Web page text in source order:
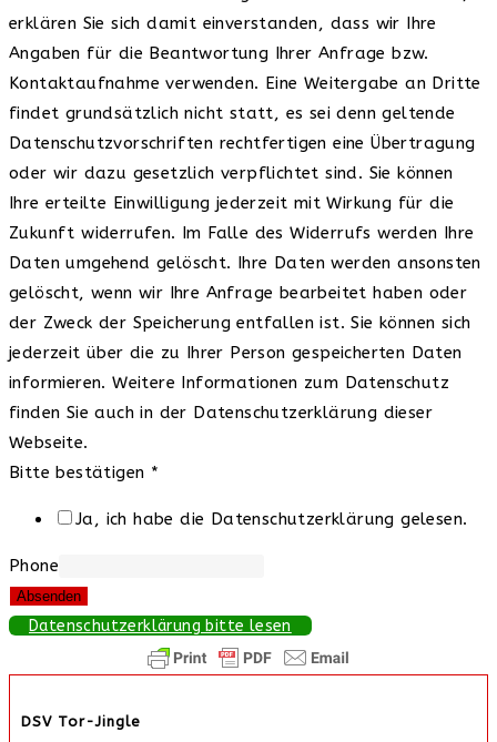
erklären Sie sich damit einverstanden, dass wir Ihre
Angaben für die Beantwortung Ihrer Anfrage bzw.
Kontaktaufnahme verwenden. Eine Weitergabe an Dritte
findet grundsätzlich nicht statt, es sei denn geltende
Datenschutzvorschriften rechtfertigen eine Übertragung
oder wir dazu gesetzlich verpflichtet sind. Sie können
Ihre erteilte Einwilligung jederzeit mit Wirkung für die
Zukunft widerrufen. Im Falle des Widerrufs werden Ihre
Daten umgehend gelöscht. Ihre Daten werden ansonsten
gelöscht, wenn wir Ihre Anfrage bearbeitet haben oder
der Zweck der Speicherung entfallen ist. Sie können sich
jederzeit über die zu Ihrer Person gespeicherten Daten
informieren. Weitere Informationen zum Datenschutz
finden Sie auch in der Datenschutzerklärung dieser
Webseite.
Bitte bestätigen *
Ja, ich habe die Datenschutzerklärung gelesen.
Phone
Absenden
Datenschutzerklärung bitte lesen
DSV Tor-Jingle